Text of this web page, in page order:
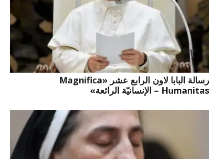
رسالة البابا لاون الرابع عشر «Magnifica
Humanitas – الإنسانيّة الرائعة»